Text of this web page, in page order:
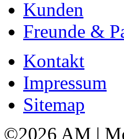
Kunden
Freunde &
Kontakt
Impressum
Sitemap
©2026 AM |